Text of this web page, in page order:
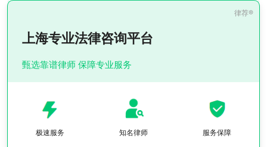
上海专业法律咨询平台
甄选靠谱律师 保障专业服务
极速服务 知名律师 服务保障